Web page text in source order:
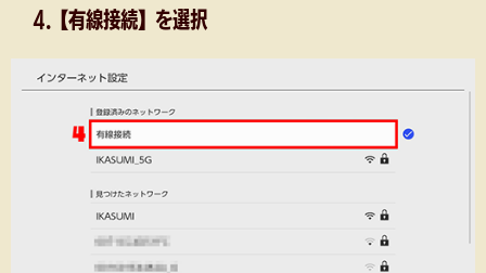
4.【有線接続】を選択